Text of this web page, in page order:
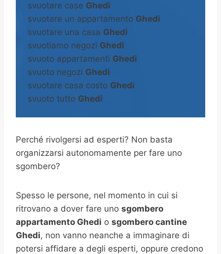
svuotare case Ghedi
svuotare un appartamento Ghedi
svuotare una casa Ghedi
svuotiamo negozi Ghedi
svuoto appartamenti Ghedi
svuoto negozi Ghedi
svuotare casa costo Ghedi
svuoto tutto Ghedi
Perché rivolgersi ad esperti? Non basta
organizzarsi autonomamente per fare uno
sgombero?
Spesso le persone, nel momento in cui si
ritrovano a dover fare uno sgombero
appartamento Ghedi o sgombero cantine
Ghedi, non vanno neanche a immaginare di
potersi affidare a degli esperti, oppure credono